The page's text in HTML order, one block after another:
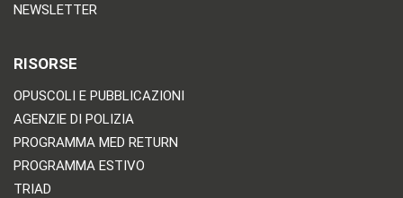
NEWSLETTER
RISORSE
OPUSCOLI E PUBBLICAZIONI
AGENZIE DI POLIZIA
PROGRAMMA MED RETURN
PROGRAMMA ESTIVO
TRIAD